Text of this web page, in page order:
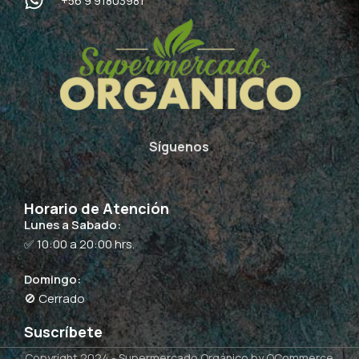
Síguenos
Horario de Atención
Lunes a Sabado:
✅ 10:00 a 20:00 hrs.
Domingo:
🚫 Cerrado
Suscríbete